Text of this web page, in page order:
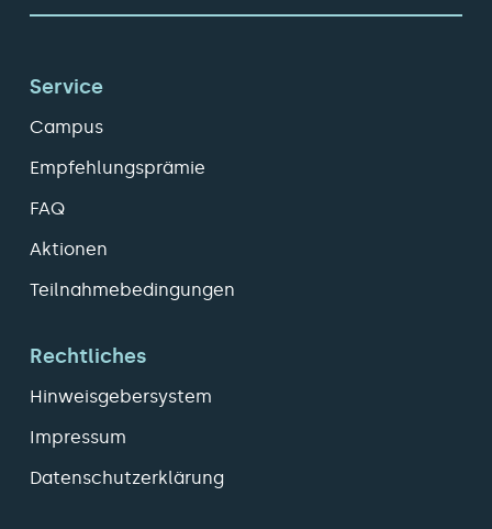
Service
Campus
Empfehlungsprämie
FAQ
Aktionen
Teilnahmebedingungen
Rechtliches
Hinweisgebersystem
Impressum
Datenschutzerklärung